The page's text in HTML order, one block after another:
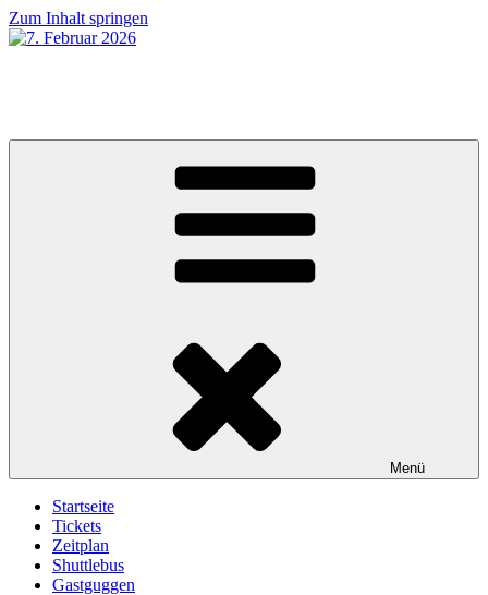
Zum Inhalt springen
Menü
Startseite
Tickets
Zeitplan
Shuttlebus
Gastguggen